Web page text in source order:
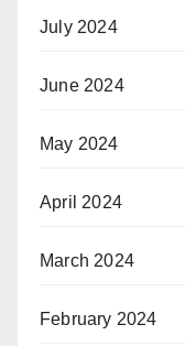
July 2024
June 2024
May 2024
April 2024
March 2024
February 2024